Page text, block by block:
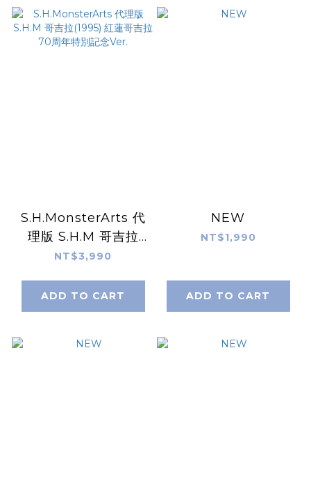
S.H.MonsterArts 代
理版 S.H.M 哥吉拉
(1995) 紅蓮哥吉拉 70
NT$3,990
ADD TO CART
NEW
NT$1,990
ADD TO CART